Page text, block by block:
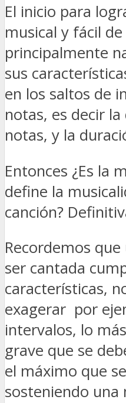
El inicio para
musical y fácil
principalmente
sus
en los saltos de
notas, es decir
notas, y la
Entonces ¿Es la
define la
canción?
Recordemos
ser cantada
características,
exagerar por
intervalos, lo
grave que se
el máximo que
sosteniendo una